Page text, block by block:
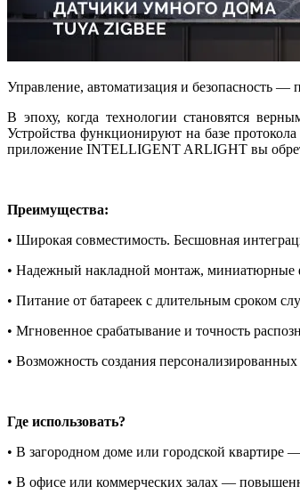
Управление, автоматизация и безопасность —
В эпоху, когда технологии становятся
Устройства функционируют на базе
приложение INTELLIGENT ARLIGHT вы
Преимущества:
• Широкая совместимость. Бесшовная
• Надежный накладной монтаж, миниатюрные
• Питание от батареек с длительным сроком
• Мгновенное срабатывание и точность
• Возможность создания
Где использовать?
• В загородном доме или городской квартире
• В офисе или коммерческих залах —